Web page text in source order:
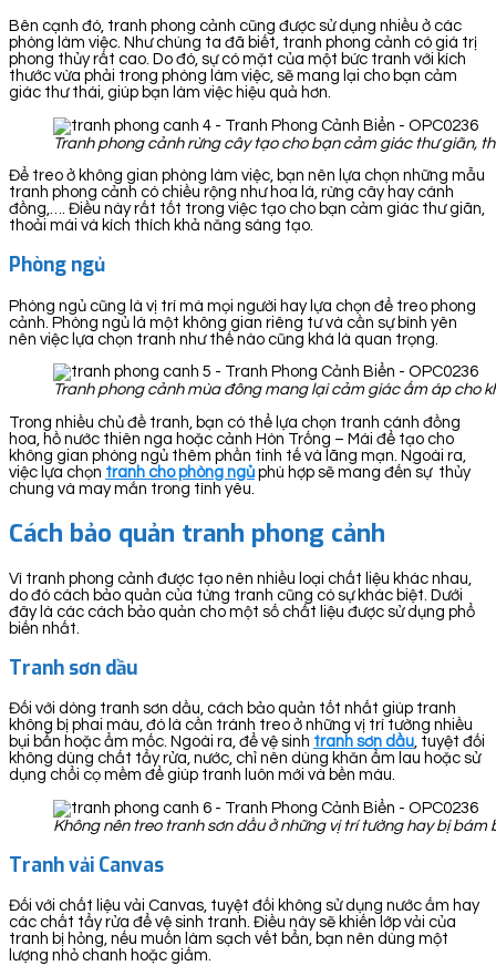
Bên cạnh đó, tranh phong cảnh cũng được sử dụng nhiều ở các
phòng làm việc. Như chúng ta đã biết, tranh phong cảnh có giá trị
phong thủy rất cao. Do đó, sự có mặt của một bức tranh với kích
thước vừa phải trong phòng làm việc, sẽ mang lại cho bạn cảm
giác thư thái, giúp bạn làm việc hiệu quả hơn.
Tranh phong cảnh rừng cây tạo cho bạn cảm giác thư giãn,
Để treo ở không gian phòng làm việc, bạn nên lựa chọn những mẫu
tranh phong cảnh có chiều rộng như hoa lá, rừng cây hay cánh
đồng,…. Điều này rất tốt trong việc tạo cho bạn cảm giác thư giãn,
thoải mái và kích thích khả năng sáng tạo.
Phòng ngủ
Phòng ngủ cũng là vị trí mà mọi người hay lựa chọn để treo phong
cảnh. Phòng ngủ là một không gian riêng tư và cần sự bình yên
nên việc lựa chọn tranh như thế nào cũng khá là quan trọng.
Tranh phong cảnh mùa đông mang lại cảm giác ấm áp cho
Trong nhiều chủ đề tranh, bạn có thể lựa chọn tranh cánh đồng
hoa, hồ nước thiên nga hoặc cảnh Hòn Trống – Mái để tạo cho
không gian phòng ngủ thêm phần tinh tế và lãng mạn. Ngoài ra,
việc lựa chọn tranh cho phòng ngủ phù hợp sẽ mang đến sự thủy
chung và may mắn trong tình yêu.
Cách bảo quản tranh phong cảnh
Vì tranh phong cảnh được tạo nên nhiều loại chất liệu khác nhau,
do đó cách bảo quản của từng tranh cũng có sự khác biệt. Dưới
đây là các cách bảo quản cho một số chất liệu được sử dụng phổ
biến nhất.
Tranh sơn dầu
Đối với dòng tranh sơn dầu, cách bảo quản tốt nhất giúp tranh
không bị phai màu, đó là cần tránh treo ở những vị trí tường nhiều
bụi bẩn hoặc ẩm mốc. Ngoài ra, để vệ sinh tranh sơn dầu, tuyệt đối
không dùng chất tẩy rửa, nước, chỉ nên dùng khăn ẩm lau hoặc sử
dụng chổi cọ mềm để giúp tranh luôn mới và bền màu.
Không nên treo tranh sơn dầu ở những vị trí tường hay bị bám
Tranh vải Canvas
Đối với chất liệu vải Canvas, tuyệt đối không sử dụng nước ấm hay
các chất tẩy rửa để vệ sinh tranh. Điều này sẽ khiến lớp vải của
tranh bị hỏng, nếu muốn làm sạch vết bẩn, bạn nên dùng một
lượng nhỏ chanh hoặc giấm.